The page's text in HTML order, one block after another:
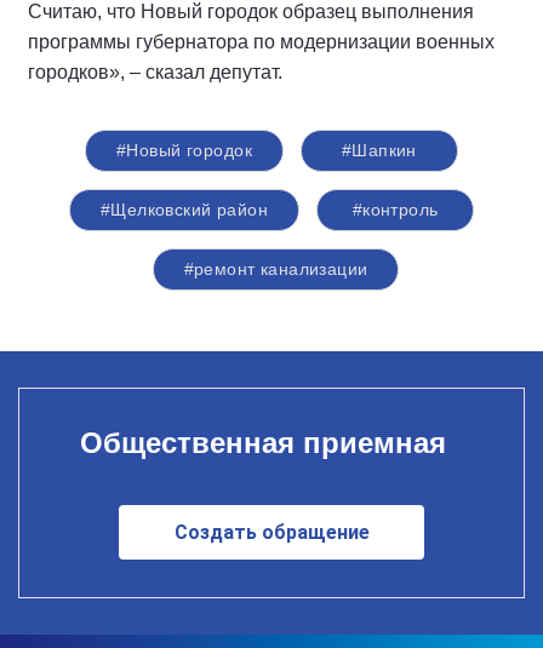
Считаю, что Новый городок образец выполнения
программы губернатора по модернизации военных
городков», – сказал депутат.
#Новый городок #Шапкин
#Щелковский район #контроль
#ремонт канализации
Общественная приемная
Создать обращение